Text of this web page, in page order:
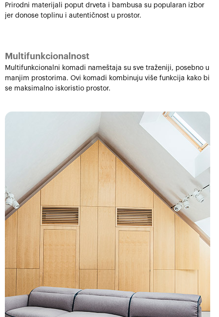
Prirodni materijali poput drveta i bambusa su popularan izbor
jer donose toplinu i autentičnost u prostor.
Multifunkcionalnost
Multifunkcionalni komadi nameštaja su sve traženiji, posebno u
manjim prostorima. Ovi komadi kombinuju više funkcija kako bi
se maksimalno iskoristio prostor.